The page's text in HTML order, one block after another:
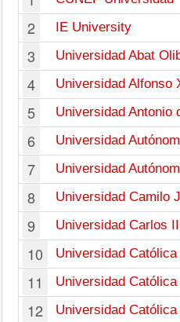
2 IE University
3 Universidad Abat
4 Universidad Alfonso
5 Universidad Antonio
6 Universidad
7 Universidad
8 Universidad Camilo
9 Universidad Carlos
10 Universidad
11 Universidad
12 Universidad